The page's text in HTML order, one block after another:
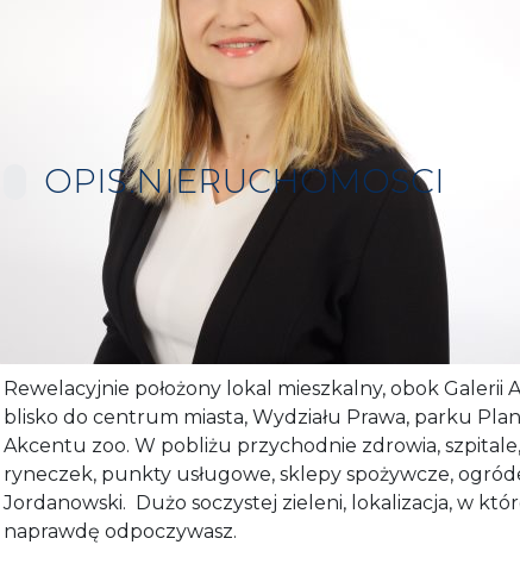
OPIS.NIERUCHOMOSCI
Polecam, dwustronne, funkcjonalne mieszkanie,
na jednym z lubianych osiedli, blisko centrum, na os.
przy ul. Słowackiego!
Rewelacyjnie położony lokal mieszkalny, obok Galerii
blisko do centrum miasta, Wydziału Prawa, parku
Akcentu zoo. W pobliżu przychodnie zdrowia,
ryneczek, punkty usługowe, sklepy spożywcze,
Jordanowski. Dużo soczystej zieleni, lokalizacja, w
naprawdę